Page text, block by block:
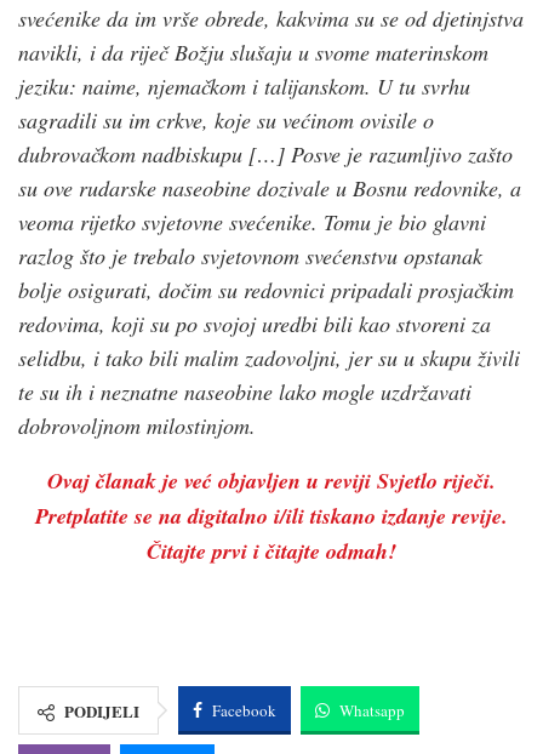
svećenike da im vrše obrede, kakvima su se od djetinjstva
navikli, i da riječ Božju slušaju u svome materinskom
jeziku: naime, njemačkom i talijanskom. U tu svrhu
sagradili su im crkve, koje su većinom ovisile o
dubrovačkom nadbiskupu […] Posve je razumljivo zašto
su ove rudarske naseobine dozivale u Bosnu redovnike, a
veoma rijetko svjetovne svećenike. Tomu je bio glavni
razlog što je trebalo svjetovnom svećenstvu opstanak
bolje osigurati, dočim su redovnici pripadali prosjačkim
redovima, koji su po svojoj uredbi bili kao stvoreni za
selidbu, i tako bili malim zadovoljni, jer su u skupu živili
te su ih i neznatne naseobine lako mogle uzdržavati
dobrovoljnom milostinjom.
Ovaj članak je već objavljen u reviji Svjetlo riječi.
Pretplatite se na digitalno i/ili tiskano izdanje revije.
Čitajte prvi i čitajte odmah!
PODIJELI Facebook Whatsapp